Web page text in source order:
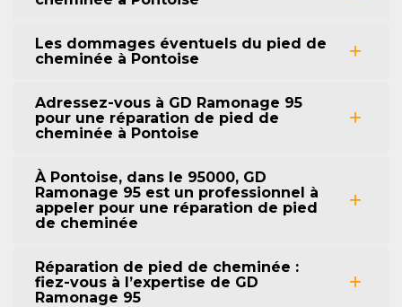
Les dommages éventuels du pied de
cheminée à Pontoise
Adressez-vous à GD Ramonage 95
pour une réparation de pied de
cheminée à Pontoise
À Pontoise, dans le 95000, GD
Ramonage 95 est un professionnel à
appeler pour une réparation de pied
de cheminée
Réparation de pied de cheminée :
fiez-vous à l’expertise de GD
Ramonage 95